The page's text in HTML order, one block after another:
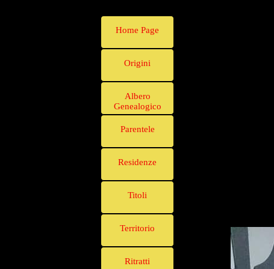
Home Page
Origini
Albero
Genealogico
Parentele
Residenze
Titoli
Territorio
Ritratti